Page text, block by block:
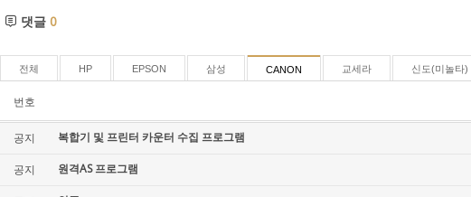
댓글 0
전체 HP EPSON 삼성 CANON 교세라 신도(미놀타)
번호
공지 복합기 및 프린터 카운터 수집 프로그램
공지 원격AS 프로그램